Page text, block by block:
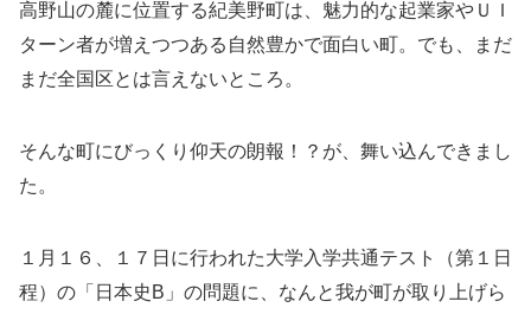
高野山の麓に位置する紀美野町は、魅力的な起業家やＵＩ
ターン者が増えつつある自然豊かで面白い町。でも、まだ
まだ全国区とは言えないところ。
そんな町にびっくり仰天の朗報！？が、舞い込んできまし
た。
１月１６、１７日に行われた大学入学共通テスト（第１日
程）の「日本史B」の問題に、なんと我が町が取り上げら